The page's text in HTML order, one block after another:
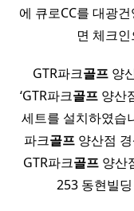
에 큐로CC를 대광
면 체크
​ GTR파크골프양
‘GTR파크골프 양산
세트를 설치하였습
파크골프 양산점
GTR파크골프양산
253 동현빌딩